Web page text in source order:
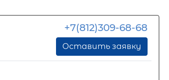
+7(812)309-68-68
Оставить заявку